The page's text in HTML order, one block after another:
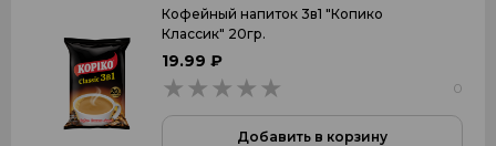
Кофейный напиток 3в1 "Копико
Классик" 20гр.
19.99 ₽
0
Добавить в корзину